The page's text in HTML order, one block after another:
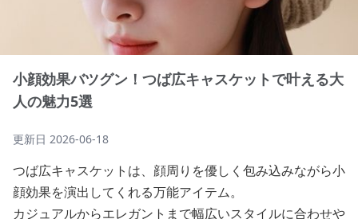
小顔効果バツグン！つば広キャスケットで叶える大
人の魅力5選
更新日 2026-06-18
つば広キャスケットは、顔周りを優しく包み込みながら小
顔効果を演出してくれる万能アイテム。
カジュアルからエレガントまで幅広いスタイルに合わせや